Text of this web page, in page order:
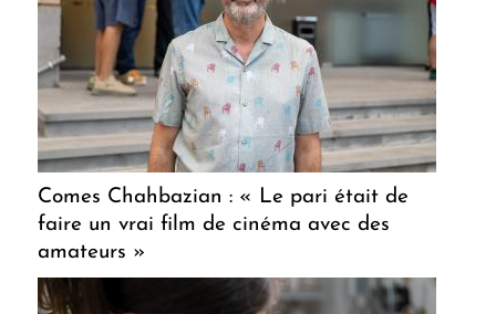
Comes Chahbazian : « Le pari était de
faire un vrai film de cinéma avec des
amateurs »